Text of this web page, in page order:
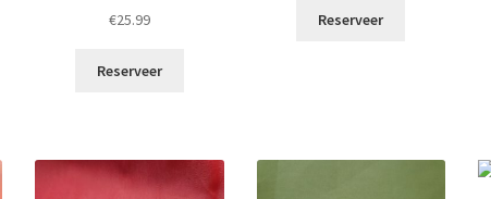
€25.99
Reserveer
Reserveer